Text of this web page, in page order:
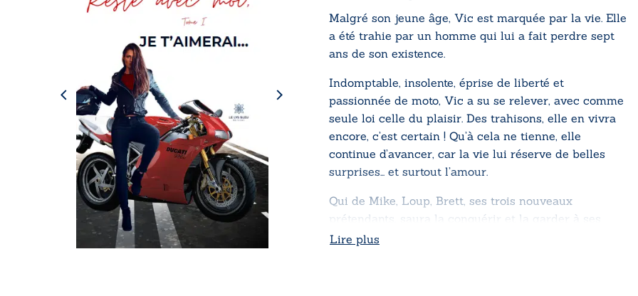
Malgré son jeune âge, Vic est marquée par la vie. Elle
a été trahie par un homme qui lui a fait perdre sept
ans de son existence.
Indomptable, insolente, éprise de liberté et
passionnée de moto, Vic a su se relever, avec comme
seule loi celle du plaisir. Des trahisons, elle en vivra
encore, c’est certain ! Qu’à cela ne tienne, elle
continue d’avancer, car la vie lui réserve de belles
surprises… et surtout l’amour.
Qui de Mike, Loup, Brett, ses trois nouveaux
prétendants, saura la conquérir et la garder à ses
côtés ?
Lire plus